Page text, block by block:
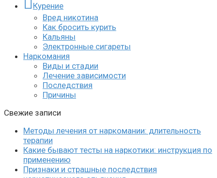
Курение
Вред никотина
Как бросить курить
Кальяны
Электронные сигареты
Наркомания
Виды и стадии
Лечение зависимости
Последствия
Причины
Свежие записи
Методы лечения от наркомании: длительность
терапии
Какие бывают тесты на наркотики: инструкция по
применению
Признаки и страшные последствия